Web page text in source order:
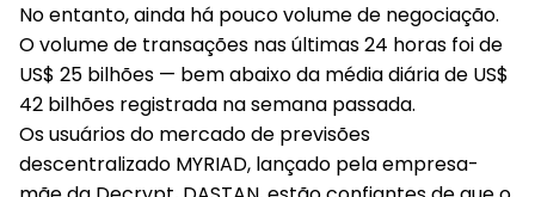
No entanto, ainda há pouco volume de negociação.
O volume de transações nas últimas 24 horas foi de
US$ 25 bilhões — bem abaixo da média diária de US$
42 bilhões registrada na semana passada.
Os usuários do mercado de previsões
descentralizado MYRIAD, lançado pela empresa-